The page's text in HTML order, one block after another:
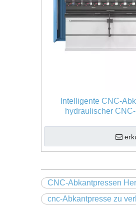
Intelligente CNC-
hydraulischer
CNC-Abkantpressen
cnc-Abkantpresse zu